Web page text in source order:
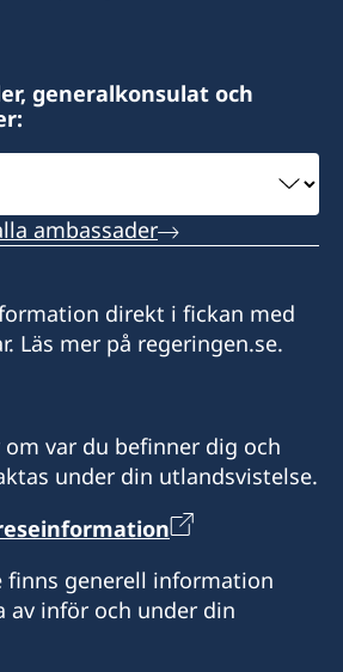
generalkonsulat och
ambassader
direkt i fickan med
Läs mer på regeringen.se.
var du befinner dig och
under din utlandsvistelse.
finns generell information
av inför och under din